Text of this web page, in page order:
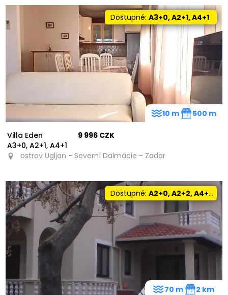
Dostupné:A3+0, A2+1, A4+1
Villa Eden
A3+0, A2+1, A4+1
9 996 CZK
ostrov Ugljan - Severní Dalmácie - Zadar
10 m 500 m
Dostupné:A2+0, A2+2, A4+0, A4+1
70 m 2 km